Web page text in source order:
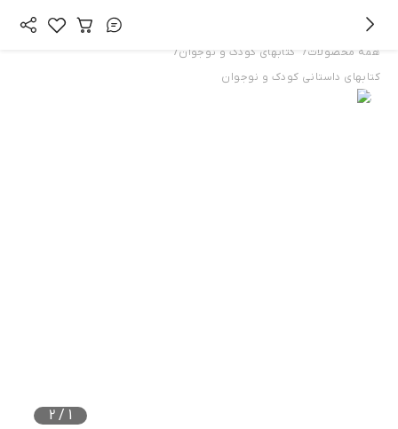
همه محصولات/ کتابهای کودک و نوجوان/
کتابهای داستانی کودک و نوجوان
1
/
2